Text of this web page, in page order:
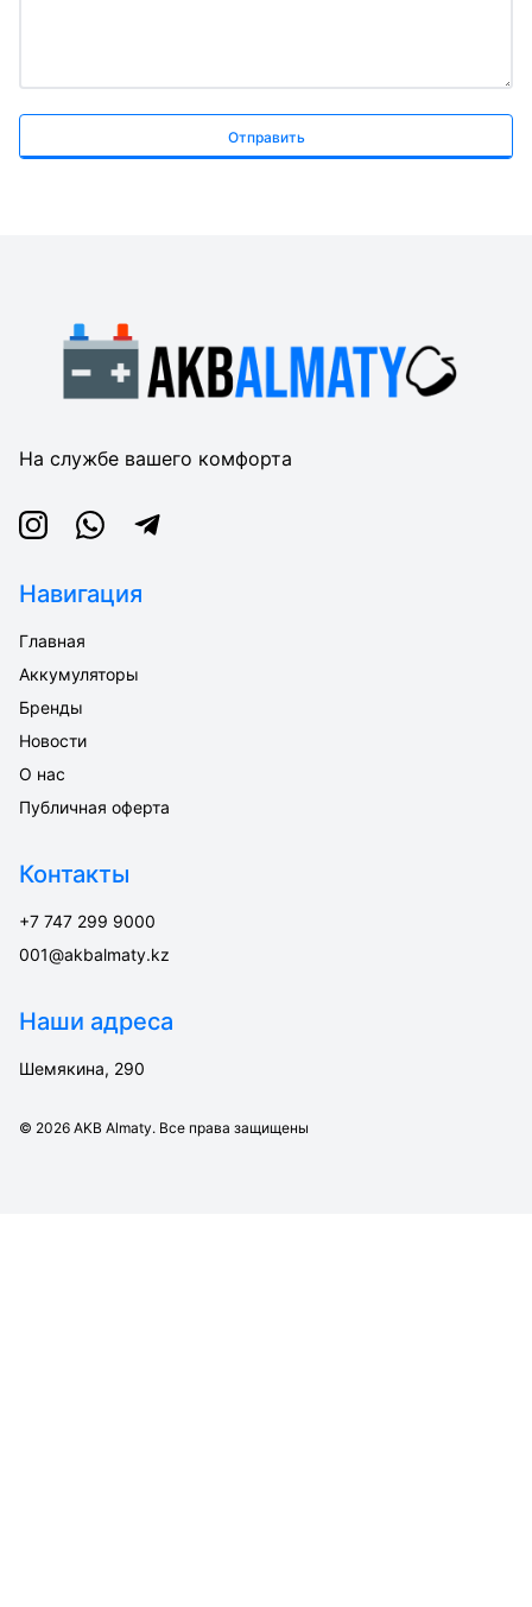
Отправить
На службе вашего комфорта
InstagramWhatsappTelegram
Навигация
Главная
Аккумуляторы
Бренды
Новости
О нас
Публичная оферта
Контакты
+7 747 299 9000
001@akbalmaty.kz
Наши адреса
Шемякина, 290
© 2026 AKB Almaty. Все права защищены